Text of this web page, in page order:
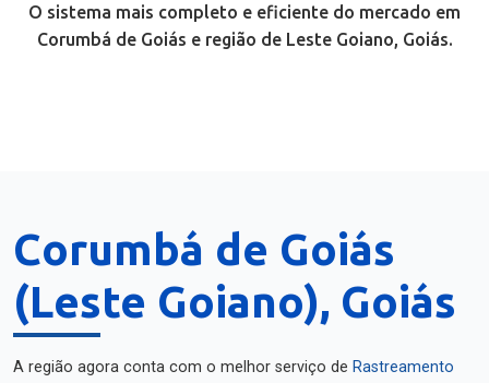
O sistema mais completo e eficiente do mercado em
Corumbá de Goiás e região de Leste Goiano, Goiás.
Corumbá de Goiás
(Leste Goiano), Goiás
A região agora conta com o melhor serviço de Rastreamento